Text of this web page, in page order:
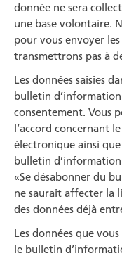
donnée ne sera
une base volontaire.
pour vous envoyer
transmettrons pas à
Les données saisies
bulletin
consentement. Vous
l’accord concernant
électronique ainsi
bulletin
«Se désabonner du
ne saurait affecter la
des données déjà
Les données que
le bulletin